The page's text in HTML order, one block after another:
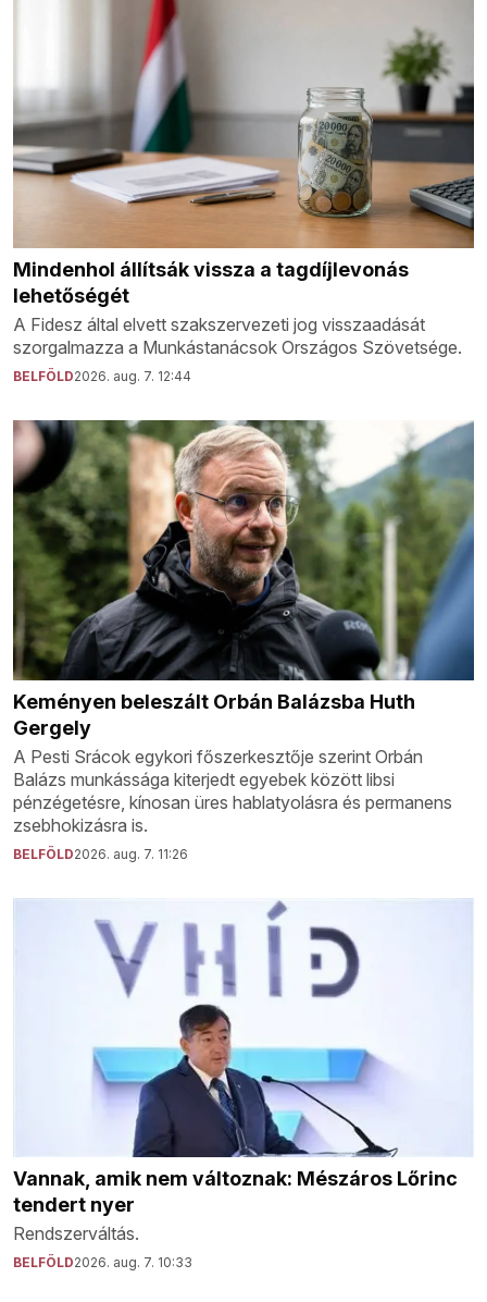
Mindenhol állítsák vissza a tagdíjlevonás
lehetőségét
A Fidesz által elvett szakszervezeti jog visszaadását
szorgalmazza a Munkástanácsok Országos Szövetsége.
BELFÖLD2026. aug. 7. 12:44
Keményen beleszált Orbán Balázsba Huth
Gergely
A Pesti Srácok egykori főszerkesztője szerint Orbán
Balázs munkássága kiterjedt egyebek között libsi
pénzégetésre, kínosan üres hablatyolásra és permanens
zsebhokizásra is.
BELFÖLD2026. aug. 7. 11:26
Vannak, amik nem változnak: Mészáros Lőrinc
tendert nyer
Rendszerváltás.
BELFÖLD2026. aug. 7. 10:33